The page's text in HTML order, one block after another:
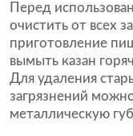
Перед
очистить от всех
приготовление
вымыть казан
Для удаления
загрязнений
металлическую